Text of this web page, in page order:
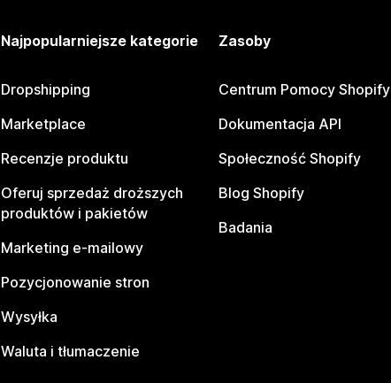
Najpopularniejsze kategorie
Dropshipping
Marketplace
Recenzje produktu
Oferuj sprzedaż droższych
produktów i pakietów
Marketing e-mailowy
Pozycjonowanie stron
Wysyłka
Waluta i tłumaczenie
Zasoby
Centrum Pomocy Shopify
Dokumentacja API
Społeczność Shopify
Blog Shopify
Badania